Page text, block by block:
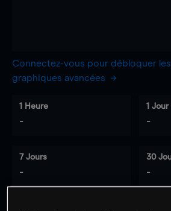
Connectez-vous pour débloquer
graphiques avancées
1 Heure
-
1 Jour
-
7 Jours
-
30
-